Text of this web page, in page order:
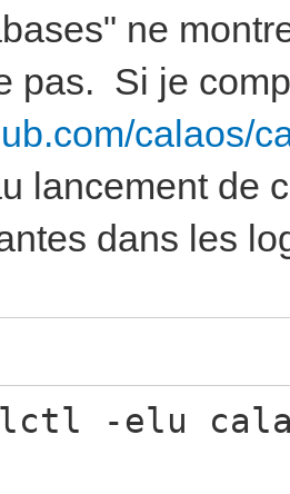
ne
pas. Si je
calaos/
lancement de
dans les
-elu